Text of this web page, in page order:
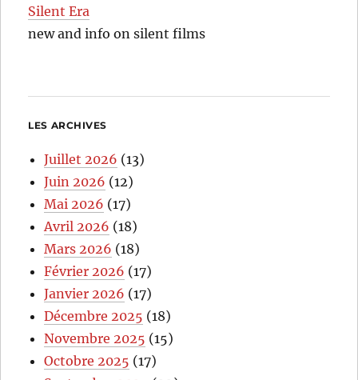
Silent Era
new and info on silent films
LES ARCHIVES
Juillet 2026 (13)
Juin 2026 (12)
Mai 2026 (17)
Avril 2026 (18)
Mars 2026 (18)
Février 2026 (17)
Janvier 2026 (17)
Décembre 2025 (18)
Novembre 2025 (15)
Octobre 2025 (17)